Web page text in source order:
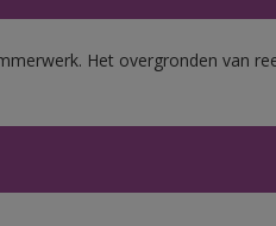
Het overgronden van